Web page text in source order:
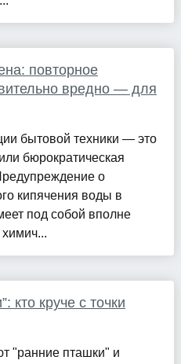
повторное
вредно — для
бытовой техники — это
бюрократическая
о
кипячения воды в
под собой вполне
кто круче с точки
"ранние пташки" и